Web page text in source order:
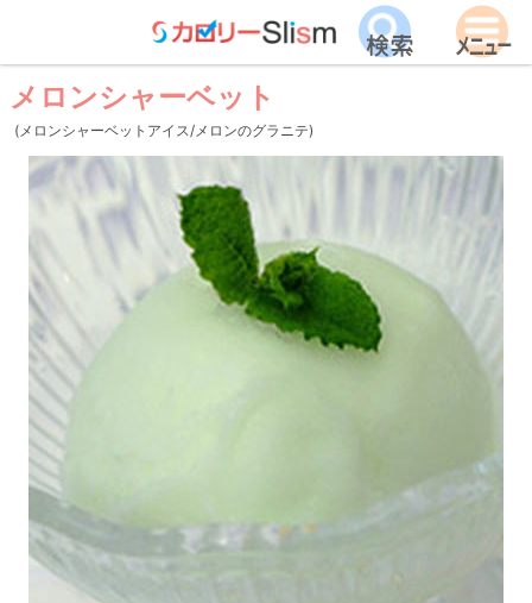
メロンシャーベット
(メロンシャーベットアイス/メロンのグラニテ)